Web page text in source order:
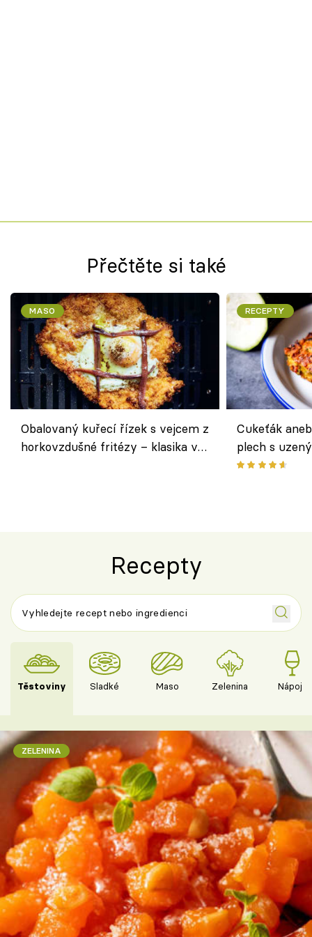
Přečtěte si také
MASO
Obalovaný kuřecí řízek s vejcem z
horkovzdušné fritézy – klasika v
RECEPTY
Cukeťák
plech s
způsob, jak
Recepty
Těstoviny Sladké Maso Zelenina Nápoje
ZELENINA